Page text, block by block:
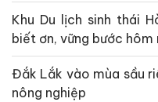
Khu Du lịch sinh thái
biết ơn, vững bước
Đắk Lắk vào mùa sầu
nông nghiệp